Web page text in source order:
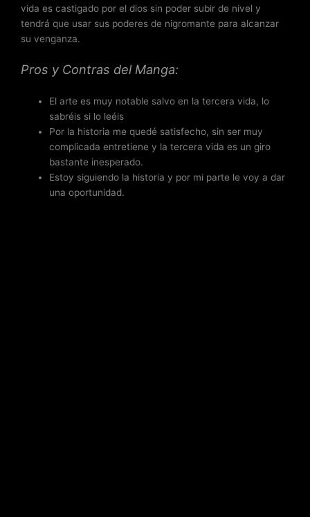
vida es castigado por el dios sin poder subir de nivel y
tendrá que usar sus poderes de nigromante para alcanzar
su venganza.
Pros y Contras del Manga:
El arte es muy notable salvo en la tercera vida, lo
sabréis si lo leéis
Por la historia me quedé satisfecho, sin ser muy
complicada entretiene y la tercera vida es un giro
bastante inesperado.
Estoy siguiendo la historia y por mi parte le voy a dar
una oportunidad.